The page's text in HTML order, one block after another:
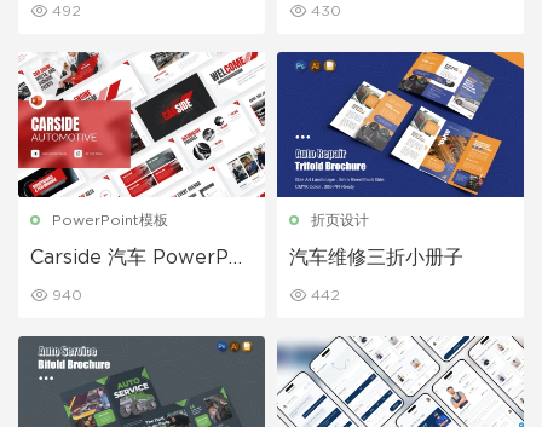
492 430
PowerPoint模板
Carside 汽车 PowerPoi
940
折页设计
汽车维修三折小册子
442